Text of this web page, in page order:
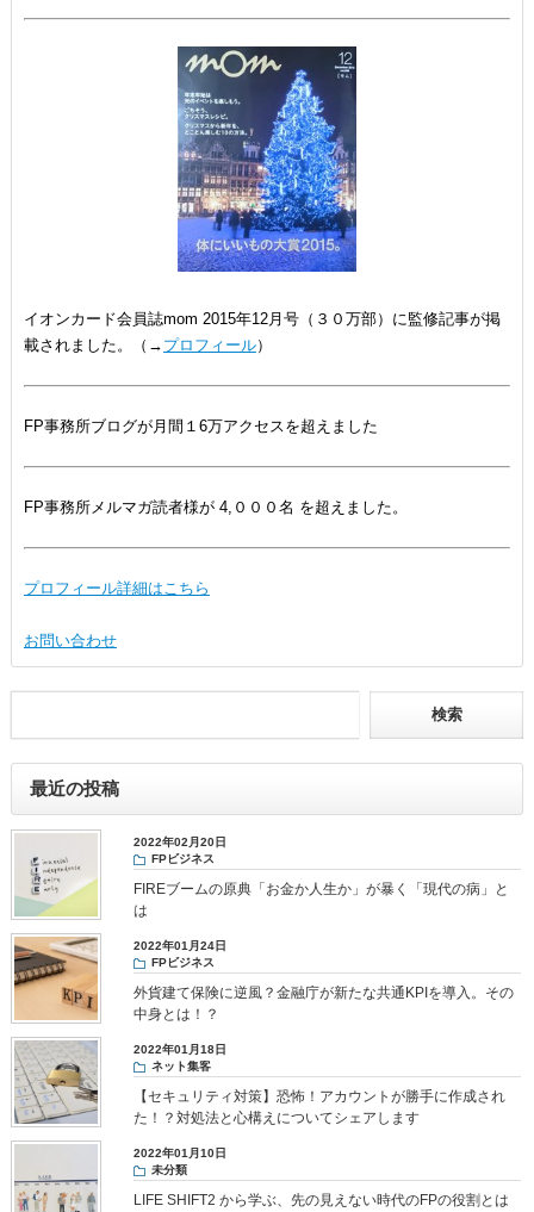
イオンカード会員誌mom 2015年12月号（３０万部）に監修記事が掲
載されました。（→ プロフィール）
FP事務所ブログが月間１6万アクセスを超えました
FP事務所メルマガ読者様が 4,０００名 を超えました。
プロフィール詳細はこちら
お問い合わせ
最近の投稿
2022年02月20日
FPビジネス
FIREブームの原典「お金か人生か」が暴く「現代の病」と
は
2022年01月24日
FPビジネス
外貨建て保険に逆風？金融庁が新たな共通KPIを導入。その
中身とは！？
2022年01月18日
ネット集客
【セキュリティ対策】恐怖！アカウントが勝手に作成され
た！？対処法と心構えについてシェアします
2022年01月10日
未分類
LIFE SHIFT2 から学ぶ、先の見えない時代のFPの役割とは